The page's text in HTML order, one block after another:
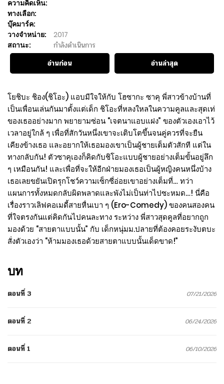
ความคิดเห็น:
ทางเลือก:
บุ๊คมาร์ค:
วางจำหน่าย:
2017
สถานะ:
กำลังดำเนินการ
อ่านก่อน
อ่านล่าสุด
โยชิบะ ชิอง(ชิโอะ) แอบมีใจให้กับ โฮซากะ ซาคุ พี่สาวข้างบ้านที่
เป็นเพื่อนเล่นกันมาตั้งแต่เด็ก ชิโอะที่หลงใหลในความคูลและสุดเท่
ของเธออย่างมาก พยายามซ่อน “เจตนาแอบแฝง” ของตัวเองเอาไว้
เวลาอยู่ใกล้ ๆ เพื่อที่สักวันหนึ่งเขาจะเติบโตขึ้นจนคู่ควรที่จะยืน
เคียงข้างเธอ และอยากให้เธอมองเขาเป็นผู้ชายเต็มตัวสักที แต่ใน
ทางกลับกัน! ตัวซาคุเองก็คิดกับชิโอะแบบผู้ชายอย่างเต็มขั้นอยู่ลึก
ๆ เหมือนกัน! และเพื่อที่จะให้อีกฝ่ายมองเธอเป็นผู้หญิงคนหนึ่งบ้าง
เธอเลยขยันเปิดรุกโชว์ความเซ็กซี่อ่อยเขาอย่างเต็มที่… ทว่า
แผนการทั้งหมดกลับผิดพลาดและพังไม่เป็นท่าไปซะหมด…! นี่คือ
เรื่องราวเลิฟคอเมดี้สายหื่นเบา ๆ (Ero-Comedy) ของคนสองคน
ที่ใจตรงกันแต่คิดกันไปคนละทาง ระหว่าง พี่สาวสุดคูลที่อยากถูก
มองด้วย “สายตาแบบนั้น” กับ เด็กหนุ่มม.ปลายที่ต้องคอยระงับตบะ
สั่งตัวเองว่า “ห้ามมองเธอด้วยสายตาแบบนั้นเด็ดขาด!”
บท
ตอนที่ 3 07/21/2026
ตอนที่ 2 06/24/2026
ตอนที่ 1 06/10/2026